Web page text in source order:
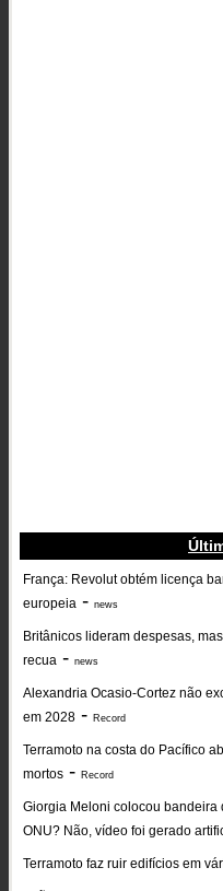
França: Revolut obtém licença
europeia - news
Britânicos lideram despesas,
recua - news
Alexandria Ocasio-Cortez não
em 2028 - Record
Terramoto na costa do Pacífico
mortos - Record
Giorgia Meloni colocou bandeira
ONU? Não, vídeo foi gerado
Terramoto faz ruir edifícios em